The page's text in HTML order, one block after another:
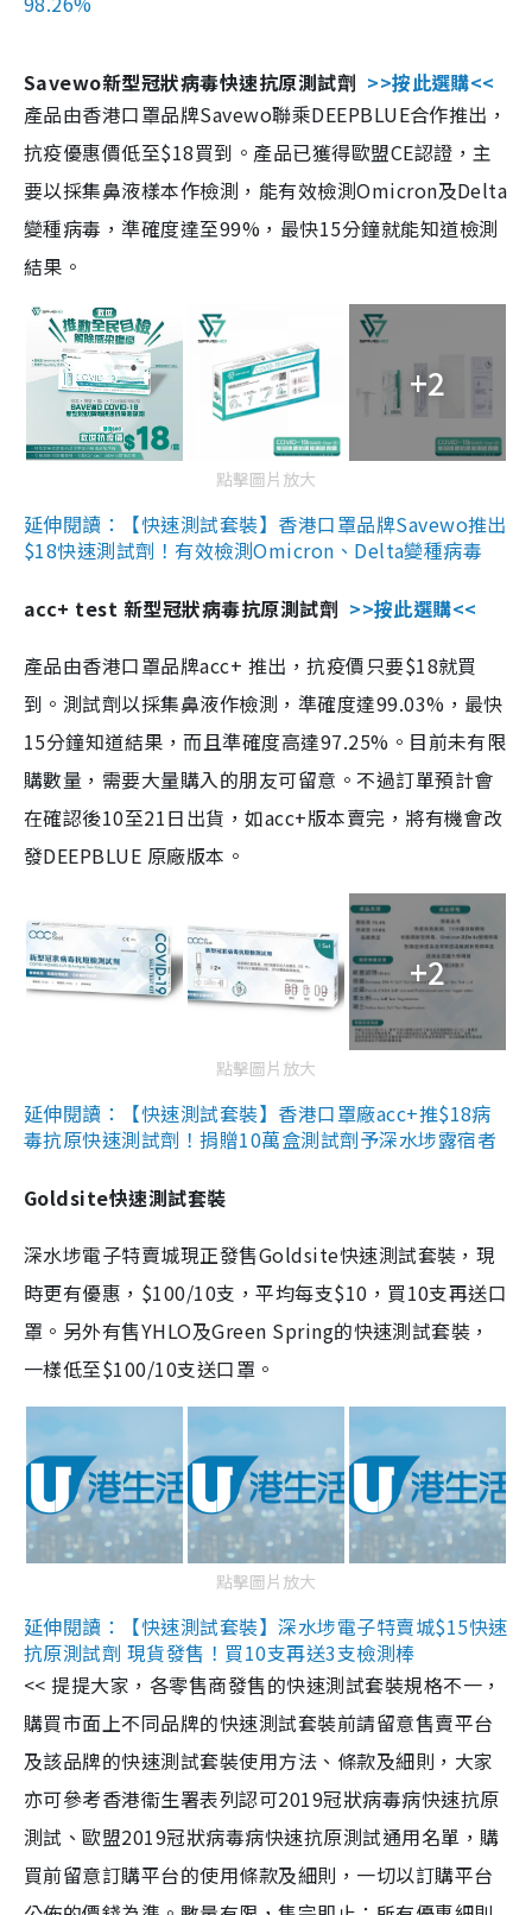
Savewo新型冠狀病毒快速抗原測試劑 >>按此選購<<
產品由香港口罩品牌Savewo聯乘DEEPBLUE合作推出，
抗疫優惠價低至$18買到。產品已獲得歐盟CE認證，主
要以採集鼻液樣本作檢測，能有效檢測Omicron及Delta
變種病毒，準確度達至99%，最快15分鐘就能知道檢測
結果。
+2
點擊圖片放大
延伸閱讀：【快速測試套裝】香港口罩品牌Savewo推出
$18快速測試劑！有效檢測Omicron、Delta變種病毒
acc+ test 新型冠狀病毒抗原測試劑 >>按此選購<<
產品由香港口罩品牌acc+ 推出，抗疫價只要$18就買
到。測試劑以採集鼻液作檢測，準確度達99.03%，最快
15分鐘知道結果，而且準確度高達97.25%。目前未有限
購數量，需要大量購入的朋友可留意。不過訂單預計會
在確認後10至21日出貨，如acc+版本賣完，將有機會改
發DEEPBLUE 原廠版本。
+2
點擊圖片放大
延伸閱讀：【快速測試套裝】香港口罩廠acc+推$18病
毒抗原快速測試劑！捐贈10萬盒測試劑予深水埗露宿者
Goldsite快速測試套裝
深水埗電子特賣城現正發售Goldsite快速測試套裝，現
時更有優惠，$100/10支，平均每支$10，買10支再送口
罩。另外有售YHLO及Green Spring的快速測試套裝，
一樣低至$100/10支送口罩。
點擊圖片放大
延伸閱讀：【快速測試套裝】深水埗電子特賣城$15快速
抗原測試劑 現貨發售！買10支再送3支檢測棒
<< 提提大家，各零售商發售的快速測試套裝規格不一，
購買市面上不同品牌的快速測試套裝前請留意售賣平台
及該品牌的快速測試套裝使用方法、條款及細則，大家
亦可參考香港衞生署表列認可2019冠狀病毒病快速抗原
測試、歐盟2019冠狀病毒病快速抗原測試通用名單，購
買前留意訂購平台的使用條款及細則，一切以訂購平台